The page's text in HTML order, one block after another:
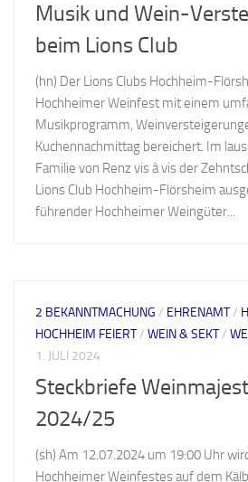
Musik und Wein-
beim Lions Club
(hn) Der Lions Clubs Hochheim-
Hochheimer Weinfest mit einem
Musikprogramm,
Kuchennachmittag bereichert. Im
Familie von Renz vis à vis der
Lions Club Hochheim-Flörsheim
führender Hochheimer Weingüter...
2 BEKANNTMACHUNG / EHRENAMT/
HOCHHEIM FEIERT/ WEIN & SEKT/
1. JULI 2024
Steckbriefe
2024/25
(sh) Am 12.07.2024 um 19:00 Uhr
Hochheimer Weinfestes auf dem